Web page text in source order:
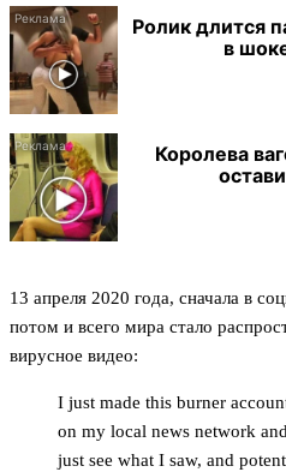
Ролик длится
в
Королева
13 апреля 2020 года, сначала в
потом и всего мира стало
вирусное видео:
I just made this burner
on my local news network
just see what I saw, and